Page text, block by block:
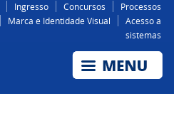
Ingresso Concursos
Processos
Marca e Identidade Visual
Acesso a
sistemas